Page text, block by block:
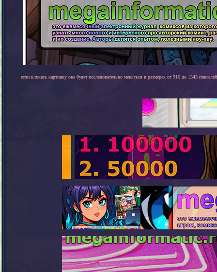
если кликать картинку она будет последовательно меняться в размерах от 916 до 1343